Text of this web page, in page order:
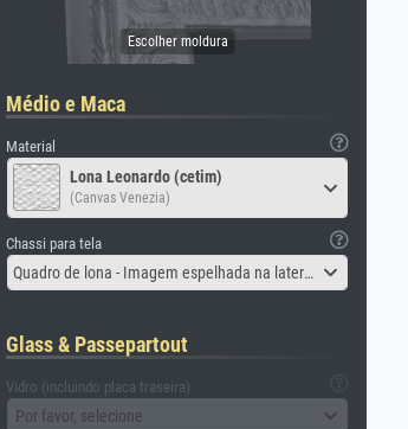
Médio e Maca
Material
Lona Leonardo (cetim)
(Canvas Venezia)
Chassi para tela
Quadro de lona - Imagem espelhada na lateral
Glass & Passepartout
Vidro (incluindo placa traseira)
Por favor, selecione